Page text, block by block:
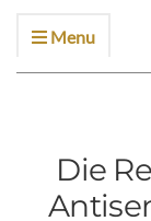
Menu
Die